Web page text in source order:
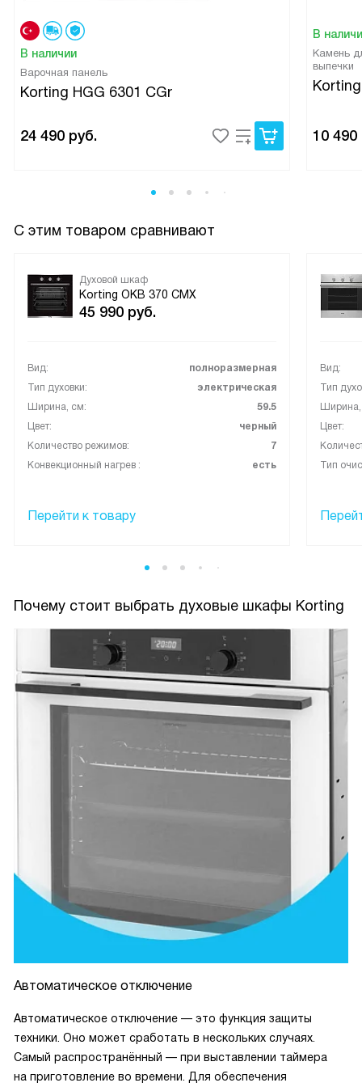
автоматически отключилась, спасая мой ужин и мою
кухню!
В общем, я просто в восторге от этого духового шкафа.
Он не только делает мою кухню красивой, но и делает
В наличии
Варочная панель
Korting HGG 6301 CGr
24 490 руб.
В
Камень
выпечки
10 490
С этим товаром сравнивают
Духовой шкаф
Korting OKB 370 CMX
45 990 руб.
Вид:
полноразмерная
Тип духовки:
электрическая
Ширина, см:
59.5
Цвет:
черный
Количество режимов:
7
Конвекционный нагрев :
есть
Перейти к товару
Вид:
Тип
Цвет:
Тип
Почему стоит выбрать духовые шкафы Korting
Автоматическое отключение
Автоматическое отключение — это функция защиты
техники. Оно может сработать в нескольких случаях.
Самый распространённый — при выставлении таймера
на приготовление во времени. Для обеспечения